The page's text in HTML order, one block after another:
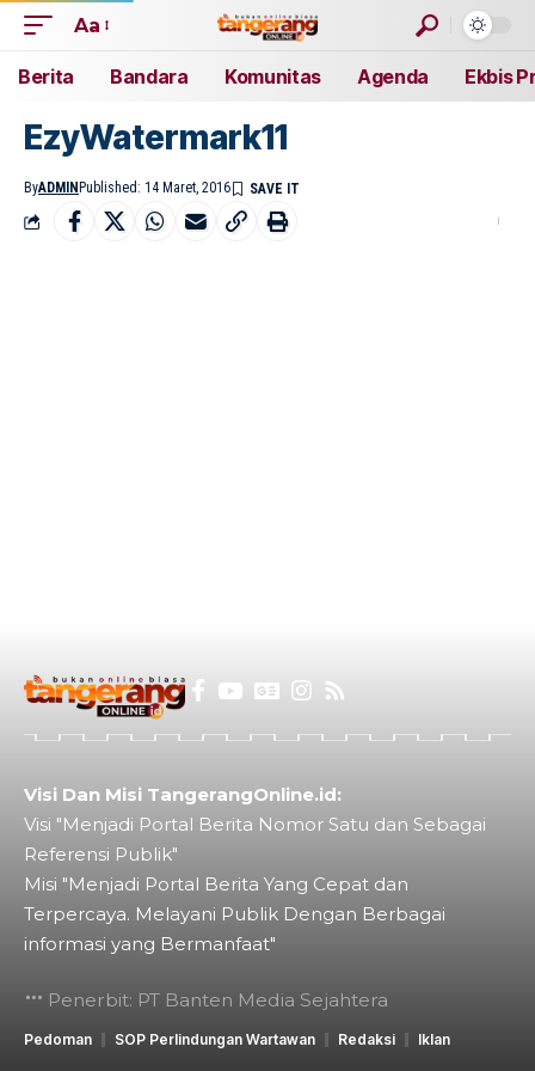
Aa
Berita Bandara Komunitas Agenda Ekbis
EzyWatermark11
ByADMIN Published: 14 Maret, 2016
Visi Dan Misi TangerangOnline.id:
Visi "Menjadi Portal Berita Nomor Satu dan Sebagai
Referensi Publik"
Misi "Menjadi Portal Berita Yang Cepat dan
Terpercaya. Melayani Publik Dengan Berbagai
informasi yang Bermanfaat"
Penerbit: PT Banten Media Sejahtera
Pedoman SOP Perlindungan Wartawan Redaksi Iklan